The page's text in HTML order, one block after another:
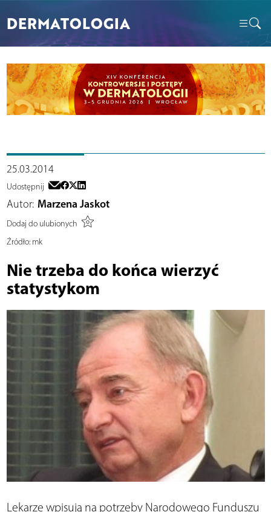
DERMATOLOGIA
25.03.2014
Udostępnij
Autor: Marzena Jaskot
Dodaj do ulubionych
Źródło:mk
Nie trzeba do końca wierzyć
statystykom
Lekarze wpisują na potrzeby Narodowego Funduszu